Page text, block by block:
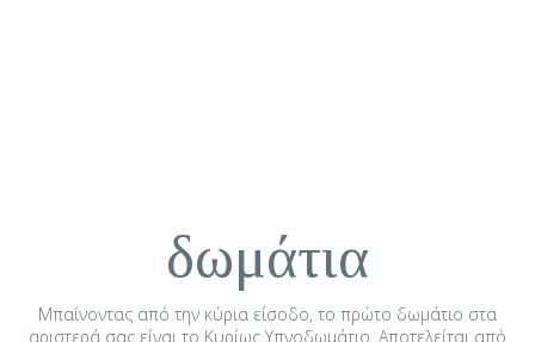
δωμάτια
Μπαίνοντας από την κύρια είσοδο, το πρώτο δωμάτιο στα
αριστερά σας είναι το Κυρίως Υπνοδωμάτιο. Αποτελείται από